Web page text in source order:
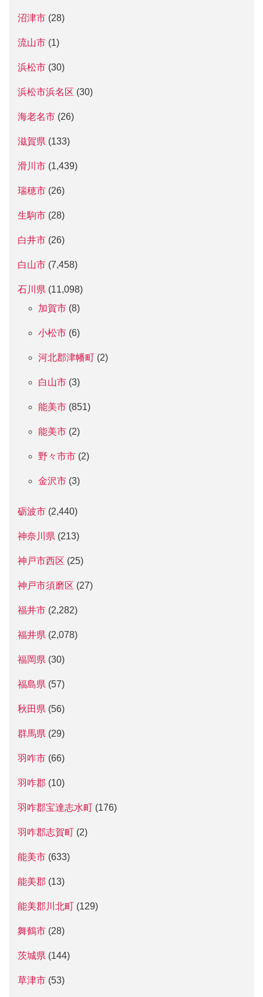
沼津市 (28)
流山市 (1)
浜松市 (30)
浜松市浜名区 (30)
海老名市 (26)
滋賀県 (133)
滑川市 (1,439)
瑞穂市 (26)
生駒市 (28)
白井市 (26)
白山市 (7,458)
石川県 (11,098)
加賀市 (8)
小松市 (6)
河北郡津幡町 (2)
白山市 (3)
能美市 (851)
能美市 (2)
野々市市 (2)
金沢市 (3)
砺波市 (2,440)
神奈川県 (213)
神戸市西区 (25)
神戸市須磨区 (27)
福井市 (2,282)
福井県 (2,078)
福岡県 (30)
福島県 (57)
秋田県 (56)
群馬県 (29)
羽咋市 (66)
羽咋郡 (10)
羽咋郡宝達志水町 (176)
羽咋郡志賀町 (2)
能美市 (633)
能美郡 (13)
能美郡川北町 (129)
舞鶴市 (28)
茨城県 (144)
草津市 (53)